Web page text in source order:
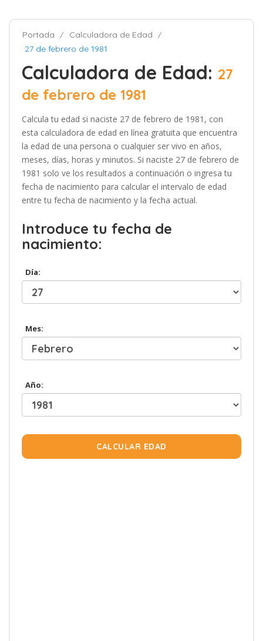
Portada
Calculadora de Edad
27 de febrero de 1981
Calculadora de Edad: 27
de febrero de 1981
Calcula tu edad si naciste 27 de febrero de 1981, con
esta calculadora de edad en línea gratuita que encuentra
la edad de una persona o cualquier ser vivo en años,
meses, días, horas y minutos. Si naciste 27 de febrero de
1981 solo ve los resultados a continuación o ingresa tu
fecha de nacimiento para calcular el intervalo de edad
entre tu fecha de nacimiento y la fecha actual.
Introduce tu fecha de
nacimiento:
Día:
Mes:
Año:
CALCULAR EDAD